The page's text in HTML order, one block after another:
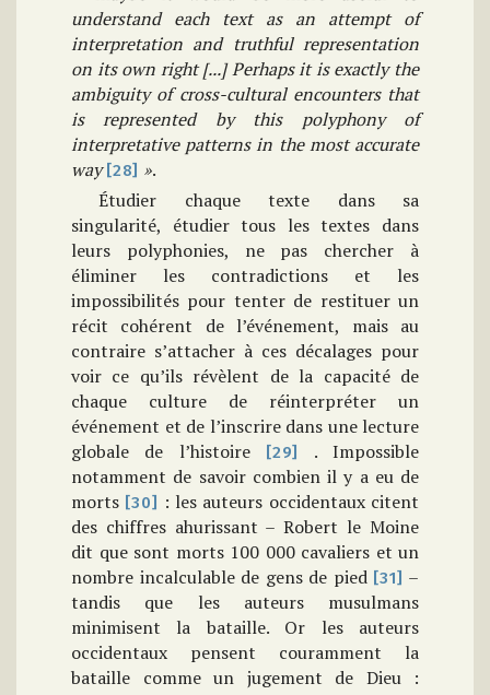
understand each text as an attempt of
interpretation and truthful representation
on its own right [...] Perhaps it is exactly the
ambiguity of cross-cultural encounters that
is represented by this polyphony of
interpretative patterns in the most accurate
way [28] ».
Étudier chaque texte dans sa
singularité, étudier tous les textes dans
leurs polyphonies, ne pas chercher à
éliminer les contradictions et les
impossibilités pour tenter de restituer un
récit cohérent de l’événement, mais au
contraire s’attacher à ces décalages pour
voir ce qu’ils révèlent de la capacité de
chaque culture de réinterpréter un
événement et de l’inscrire dans une lecture
globale de l’histoire
[29]
. Impossible
notamment de savoir combien il y a eu de
morts [30]
: les auteurs occidentaux citent
des chiffres ahurissant – Robert le Moine
dit que sont morts 100 000 cavaliers et un
nombre incalculable de gens de pied [31] –
tandis que les auteurs musulmans
minimisent la bataille. Or les auteurs
occidentaux pensent couramment la
bataille comme un jugement de Dieu :